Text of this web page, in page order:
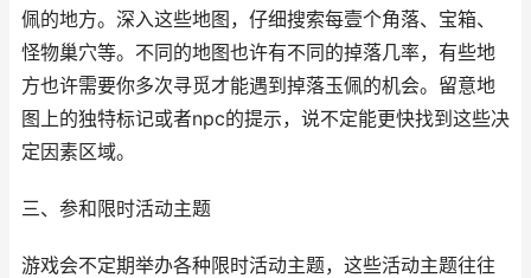
佩的地方。深入这些地图，仔细搜索每壹个角落、宝箱、
怪物巢穴等。不同的地图也许有不同的掉落几率，有些地
方也许需要你多次寻觅才能遇到掉落玉佩的机会。留意地
图上的独特标记或者npc的提示，说不定能更快找到这些决
定因素区域。
三、参和限时活动主题
游戏会不定期举办各种限时活动主题，这些活动主题往往